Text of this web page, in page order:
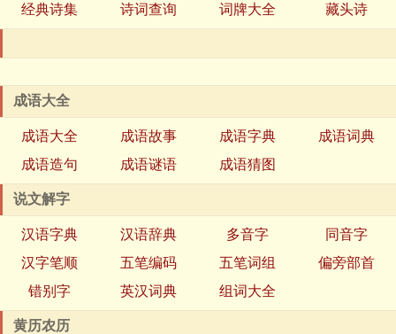
经典诗集
诗词查询 词牌大全 藏头诗
成语大全
成语大全 成语故事 成语字典
成语词典
成语造句
成语谜语 成语猜图
说文解字
汉语字典 汉语辞典 多音字
同音字
汉字笔顺
五笔编码 五笔词组
偏旁部首
错别字
英汉词典 组词大全
黄历农历